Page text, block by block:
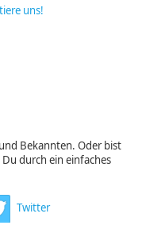
uns!
Bekannten. Oder bist
durch ein einfaches
Twitter